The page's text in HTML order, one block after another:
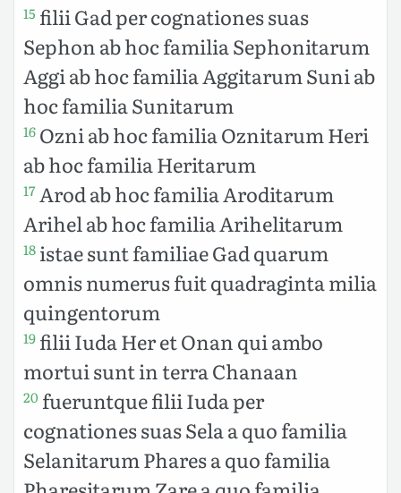
15 filii Gad per cognationes suas
Sephon ab hoc familia Sephonitarum
Aggi ab hoc familia Aggitarum Suni ab
hoc familia Sunitarum
16 Ozni ab hoc familia Oznitarum Heri
ab hoc familia Heritarum
17Arod ab hoc familia Aroditarum
Arihel ab hoc familia Arihelitarum
18istae sunt familiae Gad quarum
omnis numerus fuit quadraginta milia
quingentorum
19 filii Iuda Her et Onan qui ambo
mortui sunt in terra Chanaan
20 fueruntque filii Iuda per
cognationes suas Sela a quo familia
Selanitarum Phares a quo familia